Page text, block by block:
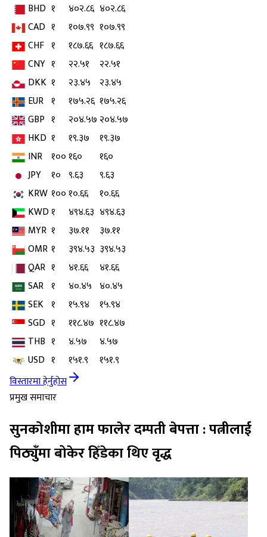
BHD १ ४०२.८६ ४०२.८६
CAD १ १०७.९९ १०७.९९
CHF १ १८७.६६ १८७.६६
CNY १ २२.५१
२२.५१
DKK १ २३.४५
२३.४५
EUR १ १७५.२६ १७५.२६
GBP १ २०४.५७ २०४.५७
HKD १ १९.३७
१९.३७
INR १००१६०
१६०
JPY
१० ९.६३
९.६३
KRW १००१०.६६
१०.६६
KWD१ ४९४.६३ ४९४.६३
MYR १ ३७.११
३७.११
OMR १ ३९४.५३ ३९४.५३
QAR १ ४१.६६
४१.६६
SAR १ ४०.४५ ४०.४५
SEK १ १५.९४
१५.९४
SGD १ ११८.४७ ११८.४७
THB १ ४.५७
४.५७
USD १ १५१.९
१५१.९
विस्तारमा हेर्नुहोस
प्रमुख समाचार
सुनकोशीमा हाम फालेर दम्पती बेपत्ता : पत्नीलाई
पिठ्युँमा बोकेर हिँडेका थिए वृद्ध